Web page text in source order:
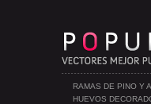
RAMAS DE PINO Y
HUEVOS